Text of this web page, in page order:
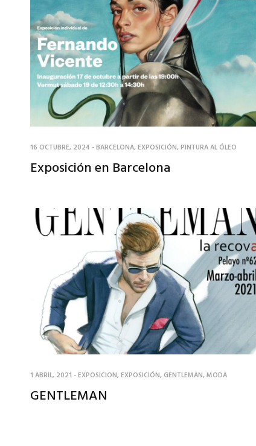
16 OCTUBRE, 2024 -BARCELONA,EXPOSICIÓN,PINTURA AL ÓLEO
Exposición en Barcelona
1 ABRIL, 2021 -EXPOSICION,EXPOSICIÓN, GENTLEMAN,MODA
GENTLEMAN